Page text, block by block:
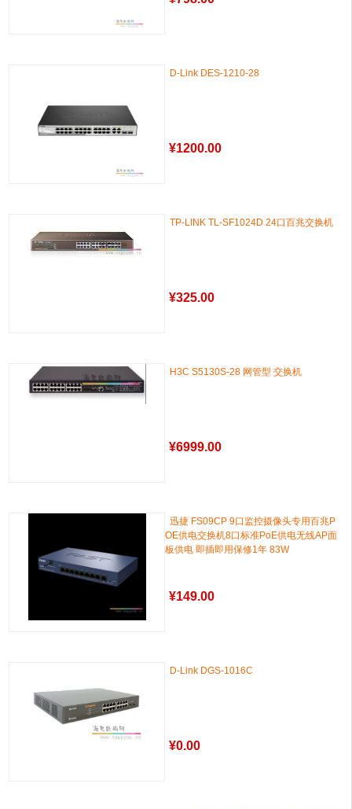
D-Link DES-1210-28
¥1200.00
TP-LINK TL-SF1024D 24口百兆交换机
¥325.00
H3C S5130S-28 网管型 交换机
¥6999.00
迅捷 FS09CP 9口监控摄像头专用百兆P
OE供电交换机8口标准PoE供电无线AP面
板供电 即插即用保修1年 83W
¥149.00
D-Link DGS-1016C
¥0.00